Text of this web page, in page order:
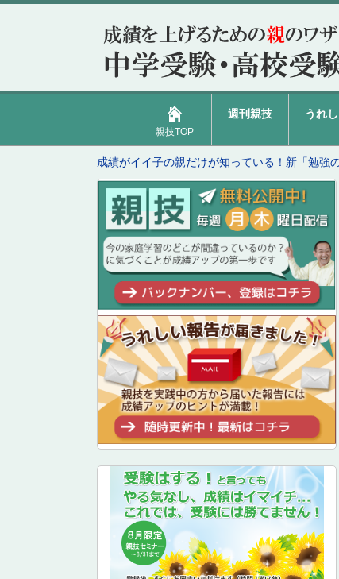
親技TOP
週刊親技 うれ
成績がイイ子の親だけが知っている！新「勉強の